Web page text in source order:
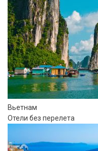
Вьетнам
Отели без перелета